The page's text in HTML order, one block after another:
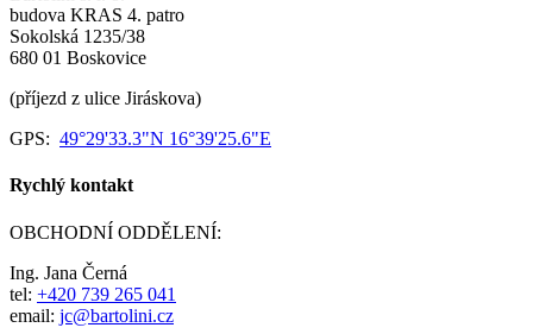
budova KRAS 4. patro
Sokolská 1235/38
680 01 Boskovice
(příjezd z ulice Jiráskova)
GPS: 49°29'33.3"N 16°39'25.6"E
Rychlý kontakt
OBCHODNÍ ODDĚLENÍ:
Ing. Jana Černá
tel: +420 739 265 041
email: jc@bartolini.cz